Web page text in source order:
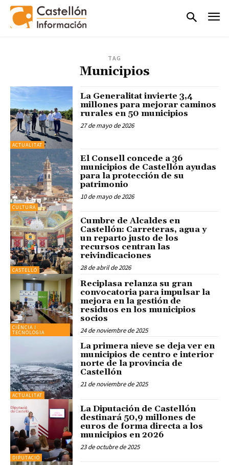
TAG
Municipios
ACTUALITAT
La Generalitat invierte 3,4
millones para mejorar caminos
rurales en 50 municipios
27 de mayo de 2026
CULTURA
El Consell concede a 36
municipios de Castellón ayudas
para la protección de su
patrimonio
10 de mayo de 2026
CASTELLÓ
Cumbre de Alcaldes en
Castellón: Carreteras, agua y
un reparto justo de los
recursos centran las
reivindicaciones
28 de abril de 2026
CIÈNCIA I
TECNOLOGIA
Reciplasa relanza su gran
convocatoria para impulsar la
mejora en la gestión de
residuos en los municipios
socios
24 de noviembre de 2025
ACTUALITAT
La primera nieve se deja ver en
municipios de centro e interior
norte de la provincia de
Castellón
21 de noviembre de 2025
DIPUTACIÓ
La Diputación de Castellón
destinará 50,9 millones de
euros de forma directa a los
municipios en 2026
23 de octubre de 2025